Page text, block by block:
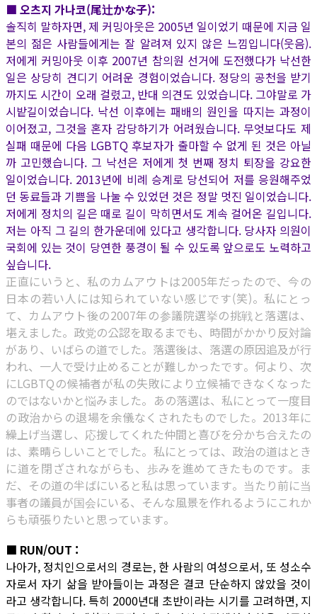
■ 오츠지 가나코(尾辻かな子):
솔직히 말하자면, 제 커밍아웃은 2005년 일이었기 때문에 지금 일
본의 젊은 사람들에게는 잘 알려져 있지 않은 느낌입니다(웃음).
저에게 커밍아웃 이후 2007년 참의원 선거에 도전했다가 낙선한
일은 상당히 견디기 어려운 경험이었습니다. 정당의 공천을 받기
까지도 시간이 오래 걸렸고, 반대 의견도 있었습니다. 그야말로 가
시밭길이었습니다. 낙선 이후에는 패배의 원인을 따지는 과정이
이어졌고, 그것을 혼자 감당하기가 어려웠습니다. 무엇보다도 제
실패 때문에 다음 LGBTQ 후보자가 출마할 수 없게 된 것은 아닐
까 고민했습니다. 그 낙선은 저에게 첫 번째 정치 퇴장을 강요한
일이었습니다. 2013년에 비례 승계로 당선되어 저를 응원해주었
던 동료들과 기쁨을 나눌 수 있었던 것은 정말 멋진 일이었습니다.
저에게 정치의 길은 때로 길이 막히면서도 계속 걸어온 길입니다.
저는 아직 그 길의 한가운데에 있다고 생각합니다. 당사자 의원이
국회에 있는 것이 당연한 풍경이 될 수 있도록 앞으로도 노력하고
싶습니다.
正直にいうと、私のカムアウトは2005年だったので、今の
日本の若い人には知られていない感じです(笑)。私にとっ
て、カムアウト後の2007年の参議院選挙の挑戦と落選は、
堪えました。政党の公認を取るまでも、時間がかかり反対論
があり、いばらの道でした。落選後は、落選の原因追及が行
われ、一人で受け止めることが難しかったです。何より、次
にLGBTQの候補者が私の失敗により立候補できなくなった
のではないかと悩みました。あの落選は、私にとって一度目
の政治からの退場を余儀なくされたものでした。2013年に
繰上げ当選し、応援してくれた仲間と喜びを分かち合えたの
は、素晴らしいことでした。私にとっては、政治の道はとき
に道を閉ざされながらも、歩みを進めてきたものです。ま
だ、その道の半ばにいると私は思っています。当たり前に当
事者の議員が国会にいる、そんな風景を作れるようにこれか
らも頑張りたいと思っています。
■ RUN/OUT :
나아가, 정치인으로서의 경로는, 한 사람의 여성으로서, 또 성소수
자로서 자기 삶을 받아들이는 과정은 결코 단순하지 않았을 것이
라고 생각합니다. 특히 2000년대 초반이라는 시기를 고려하면, 지